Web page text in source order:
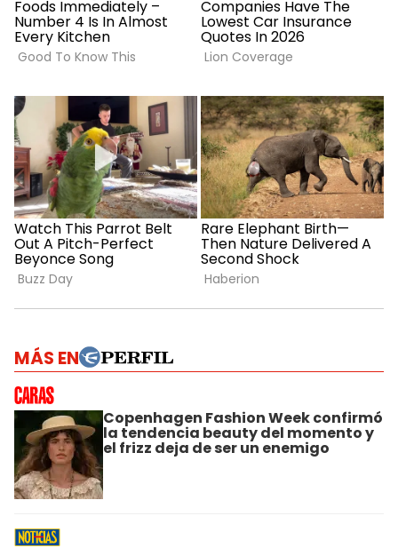
MÁS EN
Copenhagen Fashion Week confirmó
la tendencia beauty del momento y
el frizz deja de ser un enemigo